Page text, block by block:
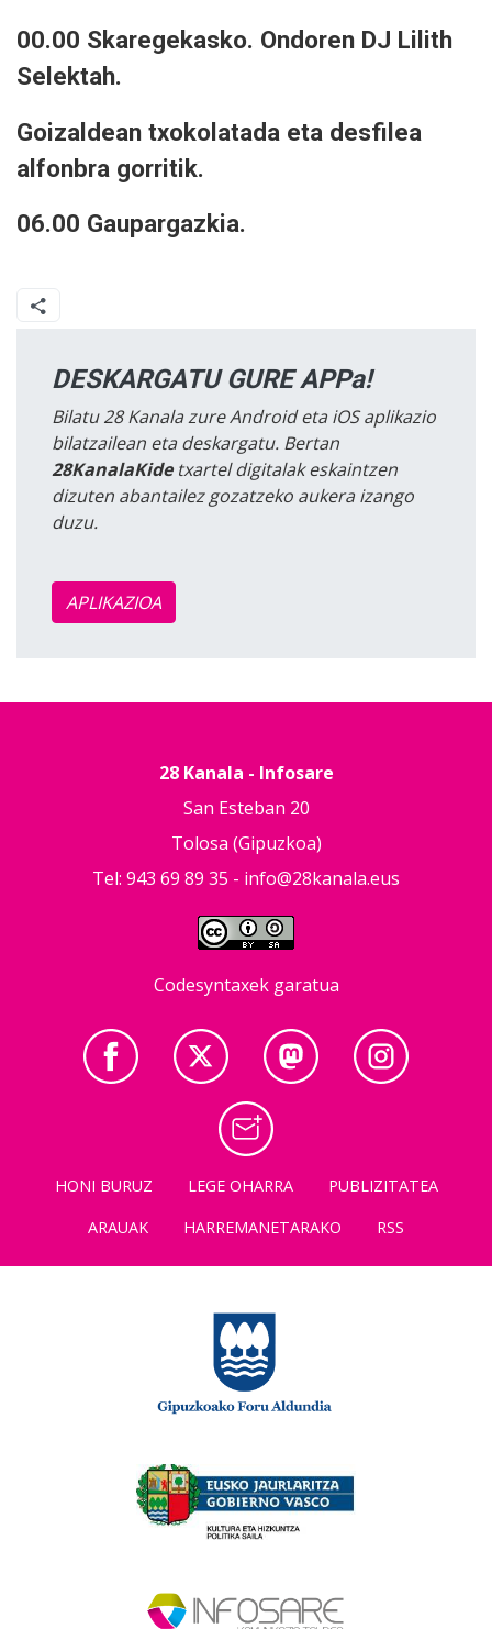
00.00 Skaregekasko. Ondoren DJ Lilith
Selektah.
Goizaldean txokolatada eta desfilea
alfonbra gorritik.
06.00 Gaupargazkia.
DESKARGATU GURE APPa!
Bilatu 28 Kanala zure Android eta iOS aplikazio
bilatzailean eta deskargatu. Bertan
28KanalaKidetxartel digitalak eskaintzen
dizuten abantailez gozatzeko aukera izango
duzu.
APLIKAZIOA
28 Kanala - Infosare
San Esteban 20
Tolosa (Gipuzkoa)
Tel: 943 69 89 35 - info@28kanala.eus
Codesyntaxek garatua
HONI BURUZ LEGE OHARRA
PUBLIZITATEA
ARAUAK
HARREMANETARAKO RSS